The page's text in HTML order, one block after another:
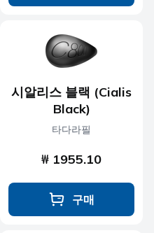
시알리스 블랙 (Cialis
Black)
타다라필
₩ 1955.10
구매